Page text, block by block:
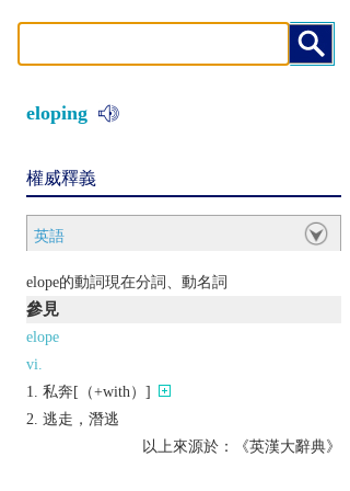
eloping
權威釋義
英語
elope的動詞現在分詞、動名詞
參見
elope
vi.
私奔[（+with）]
逃走，潛逃
以上來源於：《英漢大辭典》